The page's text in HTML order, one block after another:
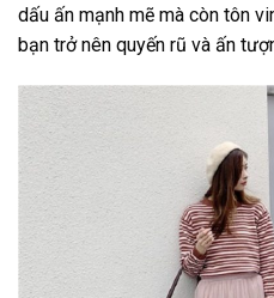
dấu ấn mạnh mẽ mà còn tôn
bạn trở nên quyến rũ và ấn